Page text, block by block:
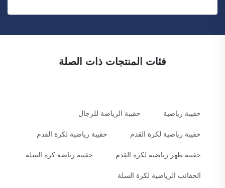
فئات المنتجات ذات الصلة
حقيبة رياضية حقيبة الرياضة للرجال
حقيبة رياضية لكرة القدم حقيبة رياضية لكرة القدم
حقيبة ظهر رياضية لكرة القدم حقيبة رياضة كرة السلة
الحقائب الرياضية لكرة السلة